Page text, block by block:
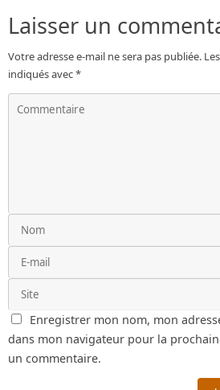
Laisser un
Votre adresse e-mail ne sera pas publiée.
indiqués avec*
Enregistrer mon nom, mon
dans mon navigateur pour la
un commentaire.